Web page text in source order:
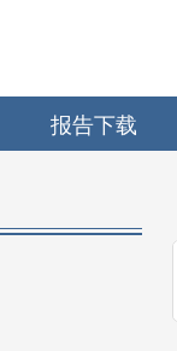
报告下载